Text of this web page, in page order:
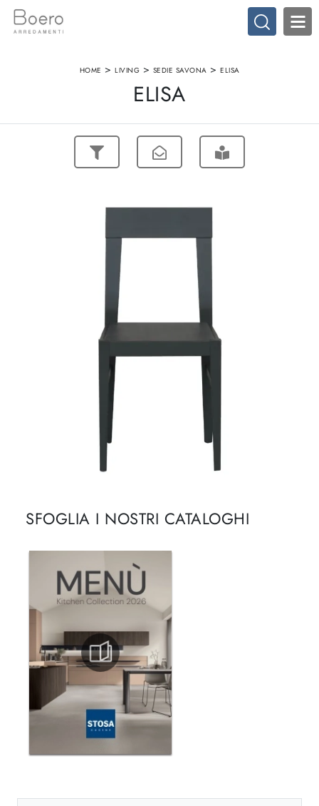
HOME > LIVING > SEDIE SAVONA > ELISA
ELISA
SFOGLIA I NOSTRI CATALOGHI